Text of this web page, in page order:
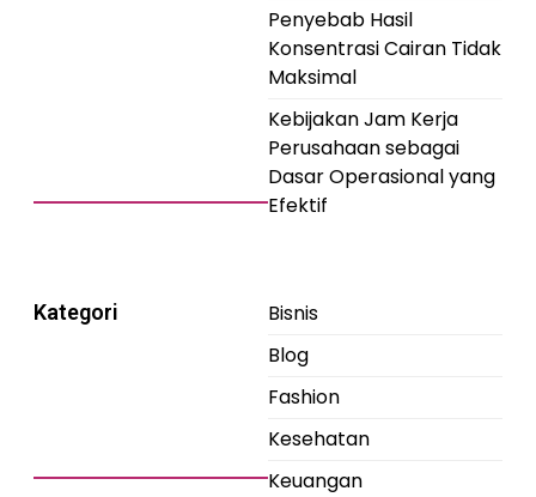
Penyebab Hasil
Konsentrasi Cairan Tidak
Maksimal
Kebijakan Jam Kerja
Perusahaan sebagai
Dasar Operasional yang
Efektif
Kategori
Bisnis
Blog
Fashion
Kesehatan
Keuangan